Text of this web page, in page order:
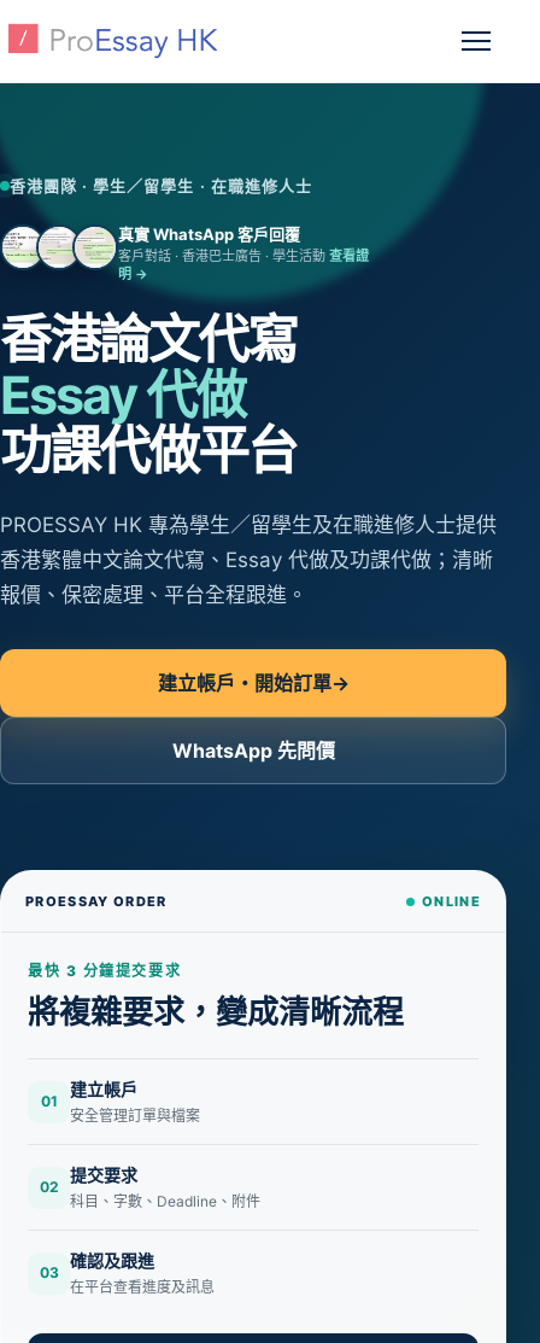
香港團隊 · 學生／留學生 · 在職進修人士
真實 WhatsApp 客戶回覆
客戶對話 · 香港巴士廣告 · 學生活動 查看證
明 →
香港論文代寫
Essay 代做
功課代做平台
PROESSAY HK 專為學生／留學生及在職進修人士提供
香港繁體中文論文代寫、Essay 代做及功課代做；清晰
報價、保密處理、平台全程跟進。
建立帳戶・開始訂單→
WhatsApp 先問價
PROESSAY ORDER ONLINE
最快 3 分鐘提交要求
將複雜要求，變成清晰流程
01
建立帳戶
安全管理訂單與檔案
02
提交要求
科目、字數、Deadline、附件
03
確認及跟進
在平台查看進度及訊息